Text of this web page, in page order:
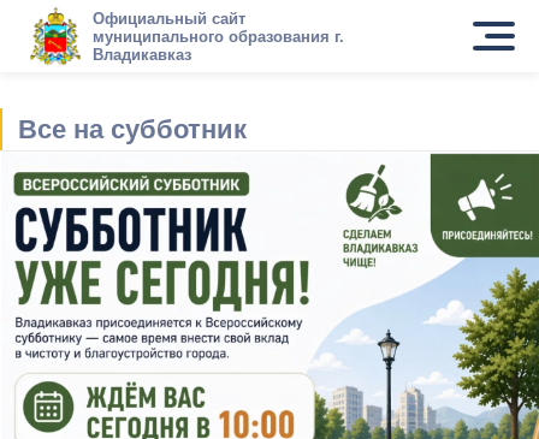
Официальный сайт
муниципального образования г.
Владикавказ
Все на субботник